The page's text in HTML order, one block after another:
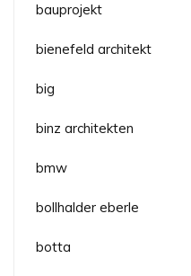
bauprojekt
bienefeld architekt
big
binz architekten
bmw
bollhalder eberle
botta